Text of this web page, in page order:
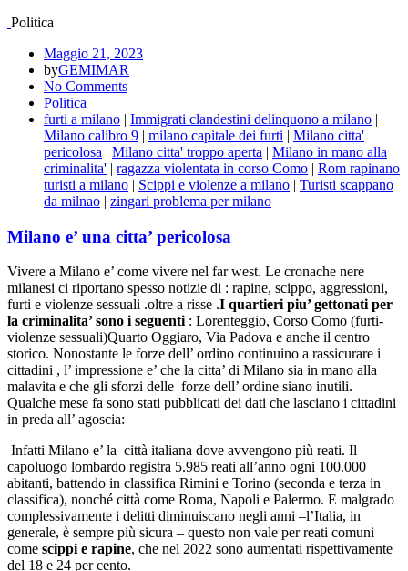
Politica
Maggio 21, 2023
byGEMIMAR
No Comments
Politica
furti a milano | Immigrati clandestini delinquono a milano |
Milano calibro 9 | milano capitale dei furti | Milano citta'
pericolosa | Milano citta' troppo aperta | Milano in mano alla
criminalita' | ragazza violentata in corso Como | Rom rapinano
turisti a milano | Scippi e violenze a milano | Turisti scappano
da milnao | zingari problema per milano
Milano e’ una citta’ pericolosa
Vivere a Milano e’ come vivere nel far west. Le cronache nere
milanesi ci riportano spesso notizie di : rapine, scippo, aggressioni,
furti e violenze sessuali .oltre a risse .I quartieri piu’ gettonati per
la criminalita’ sono i seguenti : Lorenteggio, Corso Como (furti-
violenze sessuali)Quarto Oggiaro, Via Padova e anche il centro
storico. Nonostante le forze dell’ ordino continuino a rassicurare i
cittadini , l’ impressione e’ che la citta’ di Milano sia in mano alla
malavita e che gli sforzi delle forze dell’ ordine siano inutili.
Qualche mese fa sono stati pubblicati dei dati che lasciano i cittadini
in preda all’ agoscia:
Infatti Milano e’ la città italiana dove avvengono più reati. Il
capoluogo lombardo registra 5.985 reati all’anno ogni 100.000
abitanti, battendo in classifica Rimini e Torino (seconda e terza in
classifica), nonché città come Roma, Napoli e Palermo. E malgrado
complessivamente i delitti diminuiscano negli anni –l’Italia, in
generale, è sempre più sicura – questo non vale per reati comuni
come scippi e rapine, che nel 2022 sono aumentati rispettivamente
del 18 e 24 per cento.